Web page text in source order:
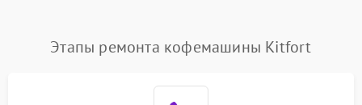
Постоянные сбои в работе 1500 ₽ Подробнее →
Этапы ремонта кофемашины Kitfort